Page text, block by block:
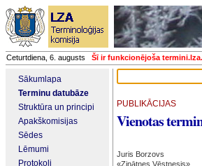
Ceturtdiena, 6. augusts Šī ir funkcionējoša
Sākumlapa
Terminu datubāze
Struktūra un principi
Apakškomisijas
Sēdes
Lēmumi
Protokoli
PUBLIKĀCIJAS
Vienotas
Juris Borzovs
«Zinātnes Vēstnesis»